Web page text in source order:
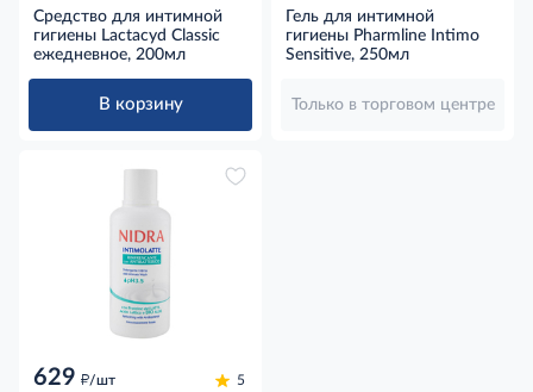
Средство для интимной
гигиены Lactacyd Classic
ежедневное, 200мл
В корзину
Гель для интимной
гигиены Pharmline Intimo
Sensitive, 250мл
Только в торговом центре
629 д/шт 5